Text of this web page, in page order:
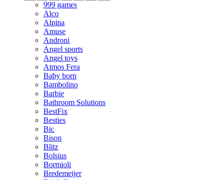
999 games
Alco
Alpina
Amuse
Androni
Angel sports
Angel toys
Atmos Fera
Baby born
Bambolino
Barbie
Bathroom Solutions
BestFix
Besties
Bic
Bison
Blitz
Bolsius
Bormioli
Bredemeijer